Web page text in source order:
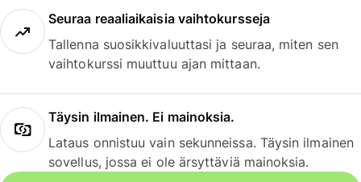
Seuraa reaaliaikaisia vaihtokursseja
Tallenna suosikkivaluuttasi ja seuraa, miten sen
vaihtokurssi muuttuu ajan mittaan.
Täysin ilmainen. Ei mainoksia.
Lataus onnistuu vain sekunneissa. Täysin ilmainen
sovellus, jossa ei ole ärsyttäviä mainoksia.